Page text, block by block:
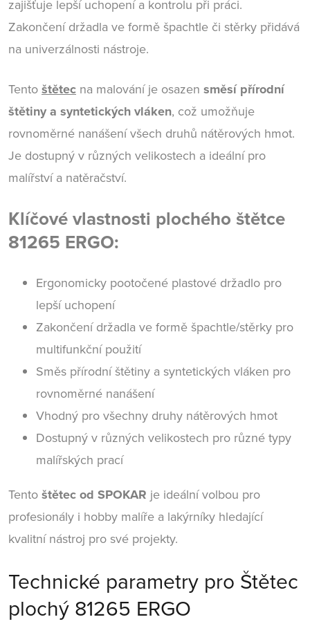
zajišťuje lepší uchopení a kontrolu při práci.
Zakončení držadla ve formě špachtle či stěrky přidává
na univerzálnosti nástroje.
Tento štětec na malování je osazen směsí přírodní
štětiny a syntetických vláken, což umožňuje
rovnoměrné nanášení všech druhů nátěrových hmot.
Je dostupný v různých velikostech a ideální pro
malířství a natěračství.
Klíčové vlastnosti plochého štětce
81265 ERGO:
Ergonomicky pootočené plastové držadlo pro
lepší uchopení
Zakončení držadla ve formě špachtle/stěrky pro
multifunkční použití
Směs přírodní štětiny a syntetických vláken pro
rovnoměrné nanášení
Vhodný pro všechny druhy nátěrových hmot
Dostupný v různých velikostech pro různé typy
malířských prací
Tento štětec od SPOKAR je ideální volbou pro
profesionály i hobby malíře a lakýrníky hledající
kvalitní nástroj pro své projekty.
Technické parametry pro Štětec
plochý 81265 ERGO